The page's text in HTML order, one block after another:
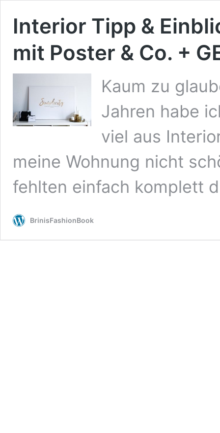
Interior Tipp &
mit Poster & Co. +
Kaum zu
Jahren habe
viel aus
meine Wohnung nicht
fehlten einfach komplett
BrinisFashionBook